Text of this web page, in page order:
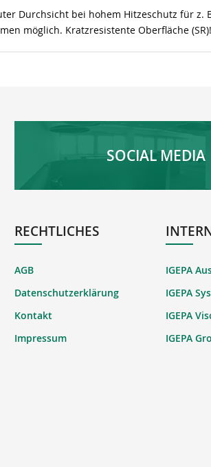
Durchsicht bei hohem Hitzeschutz für
möglich. Kratzresistente Oberfläche (SR)!
SOCIAL MEDIA
RECHTLICHES
AGB
Datenschutzerklärung
Kontakt
Impressum
IGEPA
IGEPA
IGEPA
IGEPA